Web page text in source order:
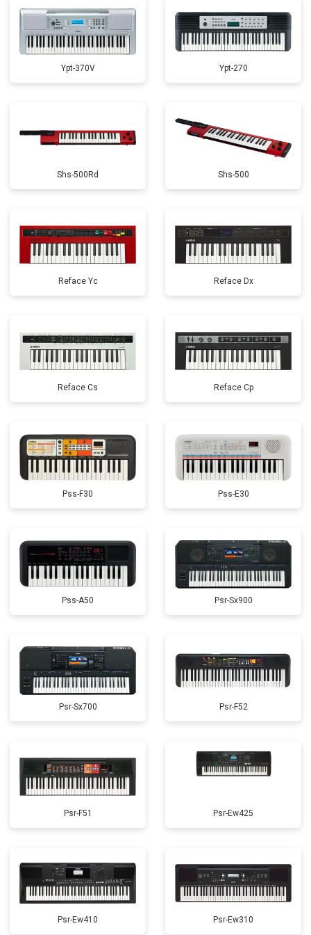
Ypt-370V Ypt-270
Shs-500Rd Shs-500
Reface Yc Reface Dx
Reface Cs Reface Cp
Pss-F30 Pss-E30
Pss-A50 Psr-Sx900
Psr-Sx700 Psr-F52
Psr-F51 Psr-Ew425
Psr-Ew410 Psr-Ew310